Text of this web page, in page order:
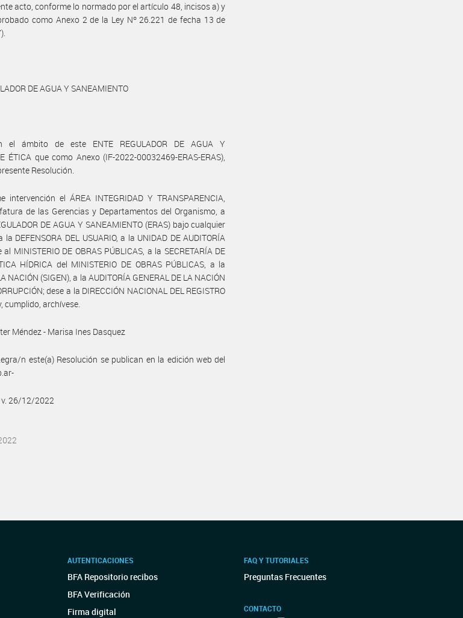
acto, conforme lo normado por el artículo 48, incisos a) y
como Anexo 2 de la Ley Nº 26.221 de fecha 13 de
DE AGUA Y SANEAMIENTO
el ámbito de este ENTE REGULADOR DE AGUA Y
ÉTICA que como Anexo (IF-2022-00032469-ERAS-ERAS),
Resolución.
intervención el ÁREA INTEGRIDAD Y TRANSPARENCIA,
de las Gerencias y Departamentos del Organismo, a
DE AGUA Y SANEAMIENTO (ERAS) bajo cualquier
DEFENSORA DEL USUARIO, a la UNIDAD DE AUDITORÍA
MINISTERIO DE OBRAS PÚBLICAS, a la SECRETARÍA DE
HÍDRICA del MINISTERIO DE OBRAS PÚBLICAS, a la
NACIÓN (SIGEN), a la AUDITORÍA GENERAL DE LA NACIÓN
dese a la DIRECCIÓN NACIONAL DEL REGISTRO
cumplido, archívese.
Méndez - Marisa Ines Dasquez
n este(a) Resolución se publican en la edición web del
26/12/2022
AUTENTICACIONES
BFA Repositorio recibos
BFA Verificación
Firma digital
FAQ Y TUTORIALES
Preguntas Frecuentes
CONTACTO